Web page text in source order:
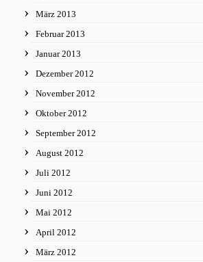
März 2013
Februar 2013
Januar 2013
Dezember 2012
November 2012
Oktober 2012
September 2012
August 2012
Juli 2012
Juni 2012
Mai 2012
April 2012
März 2012